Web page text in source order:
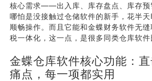
核心需求——出入库、库存盘点、库存预
哪怕是没接触过仓储软件的新手，花半
顺畅操作。而且它能和金蝶财务软件无
税一体化，这一点，是很多同类仓库软件
金蝶仓库软件核心功能：
痛点，每一项都实用